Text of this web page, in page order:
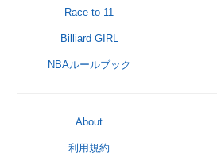
Race to 11
Billiard GIRL
NBAルールブック
About
利用規約